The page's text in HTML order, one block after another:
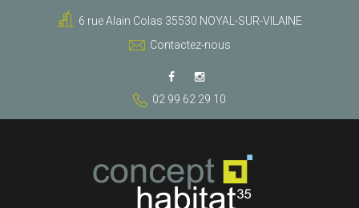
6 rue Alain Colas 35530 NOYAL-SUR-VILAINE
Contactez-nous
02 99 62 29 10